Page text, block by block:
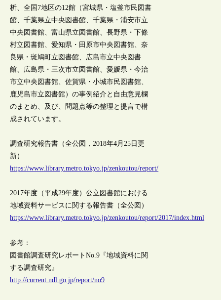
析、全国7地区の12館（宮城県・塩釜市民図書
館、千葉県立中央図書館、千葉県・浦安市立
中央図書館、富山県立図書館、長野県・下條
村立図書館、愛知県・田原市中央図書館、奈
良県・斑鳩町立図書館、広島市立中央図書
館、広島県・三次市立図書館、愛媛県・今治
市立中央図書館、佐賀県・小城市民図書館、
鹿児島市立図書館）の事例紹介と自由意見欄
のまとめ、及び、問題点等の整理と提言で構
成されています。
調査研究報告書（全公図，2018年4月25日更
新）
https://www.library.metro.tokyo.jp/zenkoutou/report/
2017年度（平成29年度）公立図書館における
地域資料サービスに関する報告書（全公図）
https://www.library.metro.tokyo.jp/zenkoutou/report/2017/index.html
参考：
図書館調査研究レポートNo.9『地域資料に関
する調査研究』
http://current.ndl.go.jp/report/no9